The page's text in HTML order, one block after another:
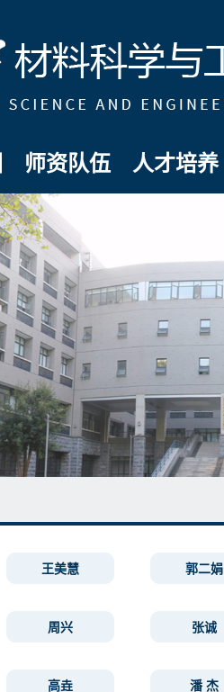
师资队伍 人才培养
王美慧 郭二娟
周兴 张诚
高垚 潘 杰